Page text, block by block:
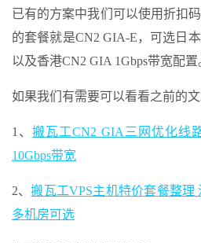
已有的方案中我们可以使用折扣
的套餐就是CN2 GIA-E，可选日
以及香港CN2 GIA 1Gbps带宽配置
如果我们有需要可以看看之前的文
1、搬瓦工CN2 GIA三网优化线
10Gbps带宽
2、搬瓦工VPS主机特价套餐整理
多机房可选